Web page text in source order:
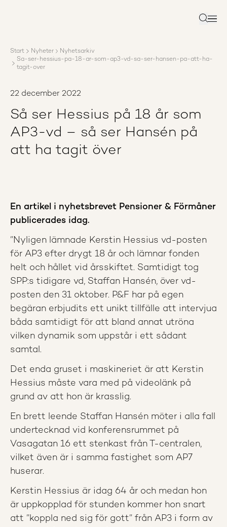
Rapporter
Nyheter
Sök
Start Nyheter
Nyhetsarkiv
Sa-ser-hessius-pa-18-ar-som-ap3-vd-sa-ser-hansen-pa-att-ha-
tagit-over
22 december 2022
Så ser Hessius på 18 år som
AP3-vd – så ser Hansén på
att ha tagit över
En artikel i nyhetsbrevet Pensioner & Förmåner
publicerades idag.
”Nyligen lämnade Kerstin Hessius vd-posten
för AP3 efter drygt 18 år och lämnar fonden
helt och hållet vid årsskiftet. Samtidigt tog
SPP:s tidigare vd, Staffan Hansén, över vd-
posten den 31 oktober. P&F har på egen
begäran erbjudits ett unikt tillfälle att intervjua
båda samtidigt för att bland annat utröna
vilken dynamik som uppstår i ett sådant
samtal.
Det enda gruset i maskineriet är att Kerstin
Hessius måste vara med på videolänk på
grund av att hon är krasslig.
En brett leende Staffan Hansén möter i alla fall
undertecknad vid konferensrummet på
Vasagatan 16 ett stenkast från T-centralen,
vilket även är i samma fastighet som AP7
huserar.
Kerstin Hessius är idag 64 år och medan hon
är uppkopplad för stunden kommer hon snart
att ”koppla ned sig för gott” från AP3 i form av